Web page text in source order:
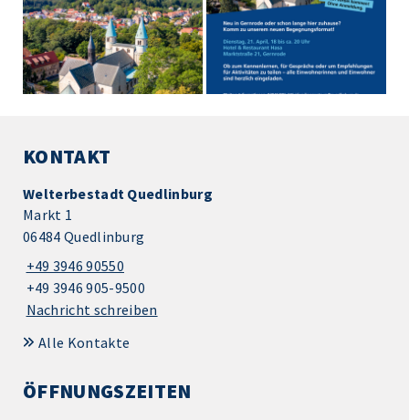
KONTAKT
Welterbestadt Quedlinburg
Markt 1
06484 Quedlinburg
+49 3946 90550
+49 3946 905-9500
Nachricht schreiben
Alle Kontakte
ÖFFNUNGSZEITEN